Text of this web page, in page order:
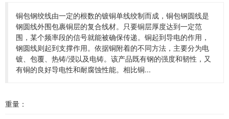
铜包钢绞线由一定的根数的镀铜单线绞制而成，铜包钢圆线是
钢圆线外围包裹铜层的复合线材。只要铜层厚度达到一定范
围，某个频率段的信号就能被确保传递。铜起到导电的作用，
钢圆线则起到支撑作用。依据铜附着的不同方法，主要分为电
镀、包覆、热铸/浸以及电铸。该产品既有钢的强度和韧性，又
有铜的良好导电性和耐腐蚀性能。相比铜...
重量：